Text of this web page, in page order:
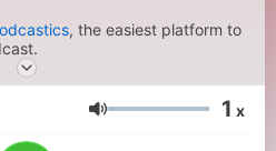
, the easiest platform to
Volum 1 x